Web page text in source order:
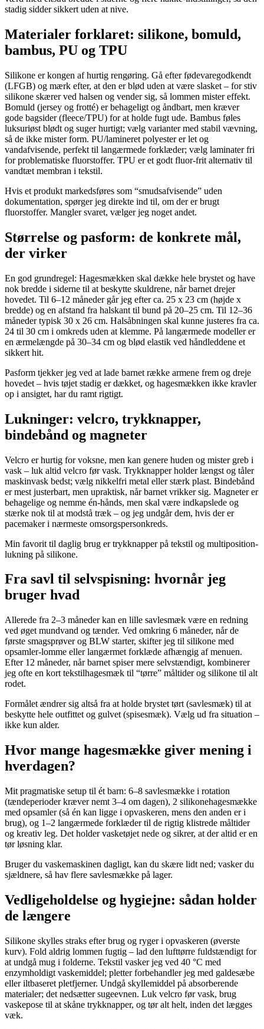
stadig sidder sikkert uden at nive.
Materialer forklaret: silikone, bomuld,
bambus, PU og TPU
Silikone er kongen af hurtig rengøring. Gå efter fødevaregodkendt
(LFGB) og mærk efter, at den er blød uden at være slasket – for stiv
silikone skærer ved halsen og vender sig, så lommen mister effekt.
Bomuld (jersey og frotté) er behageligt og åndbart, men kræver
gode bagsider (fleece/TPU) for at holde fugt ude. Bambus føles
luksuriøst blødt og suger hurtigt; vælg varianter med stabil vævning,
så de ikke mister form. PU/lamineret polyester er let og
vandafvisende, perfekt til langærmede forklæder; vælg laminater fri
for problematiske fluorstoffer. TPU er et godt fluor-frit alternativ til
vandtæt membran i tekstil.
Hvis et produkt markedsføres som “smudsafvisende” uden
dokumentation, spørger jeg direkte ind til, om der er brugt
fluorstoffer. Mangler svaret, vælger jeg noget andet.
Størrelse og pasform: de konkrete mål,
der virker
En god grundregel: Hagesmækken skal dække hele brystet og have
nok bredde i siderne til at beskytte skuldrene, når barnet drejer
hovedet. Til 6–12 måneder går jeg efter ca. 25 x 23 cm (højde x
bredde) og en afstand fra halskant til bund på 20–25 cm. Til 12–36
måneder typisk 30 x 26 cm. Halsåbningen skal kunne justeres fra ca.
24 til 30 cm i omkreds uden at klemme. På langærmede modeller er
en ærmelængde på 30–34 cm og blød elastik ved håndleddene et
sikkert hit.
Pasform tjekker jeg ved at lade barnet række armene frem og dreje
hovedet – hvis tøjet stadig er dækket, og hagesmækken ikke kravler
op i ansigtet, har du ramt rigtigt.
Lukninger: velcro, trykknapper,
bindebånd og magneter
Velcro er hurtig for voksne, men kan genere huden og mister greb i
vask – luk altid velcro før vask. Trykknapper holder længst og tåler
maskinvask bedst; vælg nikkelfri metal eller stærk plast. Bindebånd
er mest justerbart, men upraktisk, når barnet vrikker sig. Magneter er
behagelige og nemme én-hånds, men skal være indkapslede og
stærke nok til at modstå træk – og jeg undgår dem, hvis der er
pacemaker i nærmeste omsorgspersonkreds.
Min favorit til daglig brug er trykknapper på tekstil og multiposition-
lukning på silikone.
Fra savl til selvspisning: hvornår jeg
bruger hvad
Allerede fra 2–3 måneder kan en lille savlesmæk være en redning
ved øget mundvand og tænder. Ved omkring 6 måneder, når de
første smagsprøver og BLW starter, skifter jeg til silikone med
opsamler-lomme eller langærmet forklæde afhængig af menuen.
Efter 12 måneder, når barnet spiser mere selvstændigt, kombinerer
jeg ofte en kort tekstilhagesmæk til “tørre” måltider og silikone til alt
rodet.
Formålet ændrer sig altså fra at holde brystet tørt (savlesmæk) til at
beskytte hele outfittet og gulvet (spisesmæk). Vælg ud fra situation –
ikke kun alder.
Hvor mange hagesmække giver mening i
hverdagen?
Mit pragmatiske setup til ét barn: 6–8 savlesmække i rotation
(tændeperioder kræver nemt 3–4 om dagen), 2 silikonehagesmække
med opsamler (så én kan ligge i opvaskeren, mens den anden er i
brug), og 1–2 langærmede forklæder til de rigtig klistrede måltider
og kreativ leg. Det holder vasketøjet nede og sikrer, at der altid er en
tør løsning klar.
Bruger du vaskemaskinen dagligt, kan du skære lidt ned; vasker du
sjældnere, så hav flere savlesmække på lager.
Vedligeholdelse og hygiejne: sådan holder
de længere
Silikone skylles straks efter brug og ryger i opvaskeren (øverste
kurv). Fold aldrig lommen fugtig – lad den lufttørre fuldstændigt for
at undgå mug i folderne. Tekstil vasker jeg ved 40 °C med
enzymholdigt vaskemiddel; pletter forbehandler jeg med galdesæbe
eller iltbaseret pletfjerner. Undgå skyllemiddel på absorberende
materialer; det nedsætter sugeevnen. Luk velcro før vask, brug
vaskepose til at skåne trykknapper, og tør alt helt, inden det lægges
væk.